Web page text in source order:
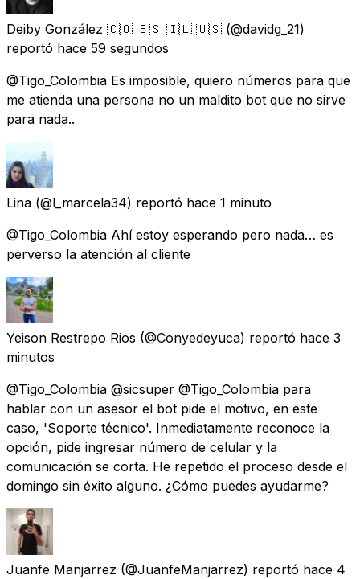
Deiby González 🇨🇴 🇪🇸 🇮🇱 🇺🇸 (@davidg_21)
reportó hace 59 segundos
@Tigo_Colombia Es imposible, quiero números para que
me atienda una persona no un maldito bot que no sirve
para nada..
Lina (@l_marcela34) reportó hace 1 minuto
@Tigo_Colombia Ahí estoy esperando pero nada… es
perverso la atención al cliente
Yeison Restrepo Rios (@Conyedeyuca) reportó hace 3
minutos
@Tigo_Colombia @sicsuper @Tigo_Colombia para
hablar con un asesor el bot pide el motivo, en este
caso, 'Soporte técnico'. Inmediatamente reconoce la
opción, pide ingresar número de celular y la
comunicación se corta. He repetido el proceso desde el
domingo sin éxito alguno. ¿Cómo puedes ayudarme?
Juanfe Manjarrez (@JuanfeManjarrez) reportó hace 4